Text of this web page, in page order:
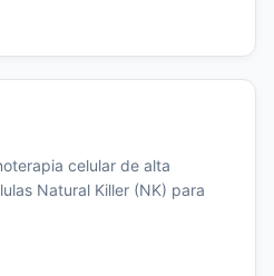
celular de alta
Natural Killer (NK) para